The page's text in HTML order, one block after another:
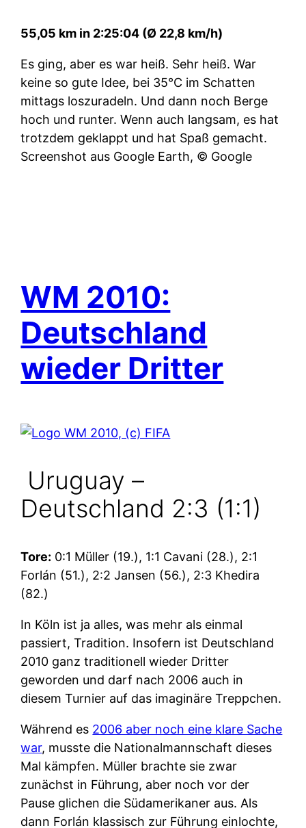
55,05 km in 2:25:04 (Ø 22,8 km/h)
Es ging, aber es war heiß. Sehr heiß. War
keine so gute Idee, bei 35°C im Schatten
mittags loszuradeln. Und dann noch Berge
hoch und runter. Wenn auch langsam, es hat
trotzdem geklappt und hat Spaß gemacht.
Screenshot aus Google Earth, © Google
WM 2010:
Deutschland
wieder Dritter
Uruguay –
Deutschland 2:3 (1:1)
Tore: 0:1 Müller (19.), 1:1 Cavani (28.), 2:1
Forlán (51.), 2:2 Jansen (56.), 2:3 Khedira
(82.)
In Köln ist ja alles, was mehr als einmal
passiert, Tradition. Insofern ist Deutschland
2010 ganz traditionell wieder Dritter
geworden und darf nach 2006 auch in
diesem Turnier auf das imaginäre Treppchen.
Während es 2006 aber noch eine klare Sache
war, musste die Nationalmannschaft dieses
Mal kämpfen. Müller brachte sie zwar
zunächst in Führung, aber noch vor der
Pause glichen die Südamerikaner aus. Als
dann Forlán klassisch zur Führung einlochte,